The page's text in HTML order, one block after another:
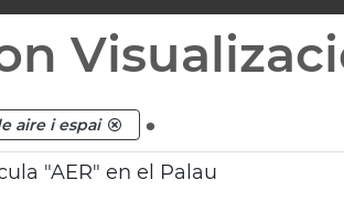
aire i espai .
"AER" en el Palau